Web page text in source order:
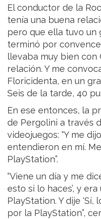
El conductor de la
tenía una buena
pero que ella tuvo un
terminó por
llevaba muy bien con
relación. Y me
Floricidenta, en un
Seis de la tarde, 40
En ese entonces, la
de Pergolini a través
videojuegos: “Y me
entendieron en mí.
PlayStation”.
“Viene un día y me
esto si lo haces’, y
PlayStation. Y dije ‘Sí,
por la PlayStation”,